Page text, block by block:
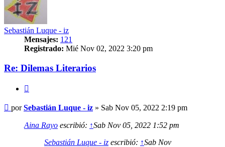
Sebastián Luque - iz
Mensajes: 121
Registrado: Mié Nov 02, 2022 3:20 pm
Re: Dilemas Literarios
Mensaje
porSebastián Luque - iz » Sab Nov 05, 2022 2:19 pm
Aina Rayo escribió: ↑Sab Nov 05, 2022 1:52 pm
Sebastián Luque - iz escribió: ↑Sab Nov